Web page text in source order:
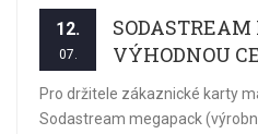
12.
07.
VÝHODNOU
Pro držitele zákaznické karty
Sodastream megapack